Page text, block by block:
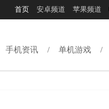
首页 安卓频道 苹果频道
手机资讯 单机游戏